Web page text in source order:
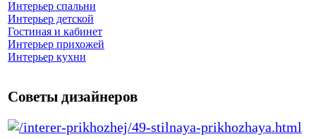
Интерьер спальни
Интерьер детской
Гостиная и кабинет
Интерьер прихожей
Интерьер кухни
Советы дизайнеров